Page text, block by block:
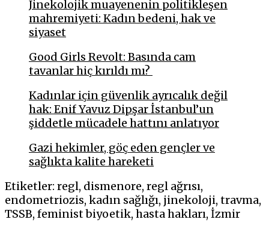
Jinekolojik muayenenin politikleşen
mahremiyeti: Kadın bedeni, hak ve
siyaset
Good Girls Revolt: Basında cam
tavanlar hiç kırıldı mı?
Kadınlar için güvenlik ayrıcalık değil
hak: Enif Yavuz Dipşar İstanbul’un
şiddetle mücadele hattını anlatıyor
Gazi hekimler, göç eden gençler ve
sağlıkta kalite hareketi
Etiketler: regl, dismenore, regl ağrısı,
endometriozis, kadın sağlığı, jinekoloji, travma,
TSSB, feminist biyoetik, hasta hakları, İzmir